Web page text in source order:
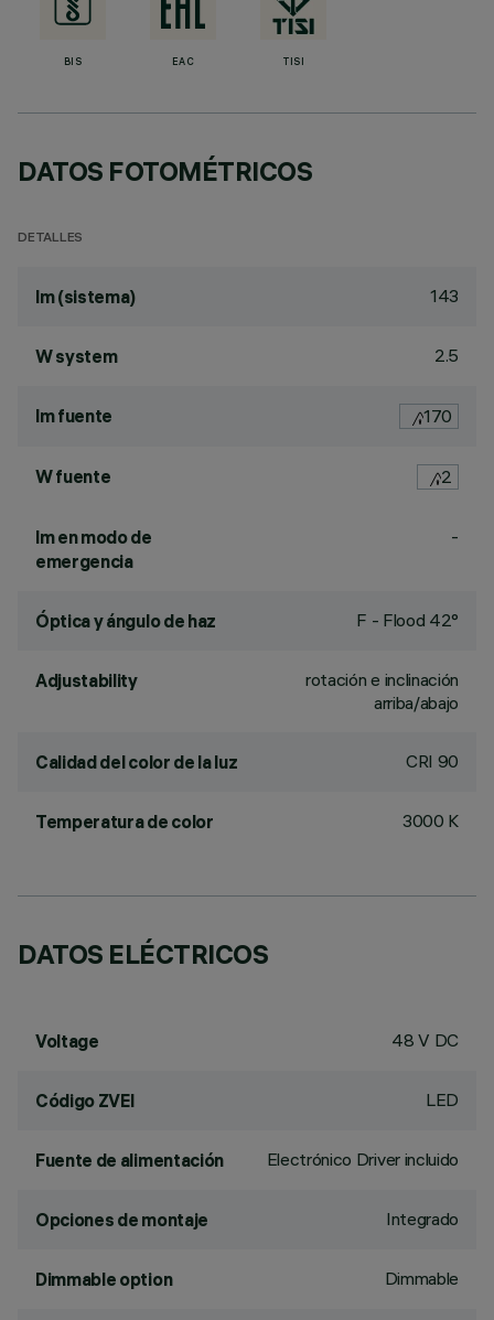
BIS EAC TISI
DATOS FOTOMÉTRICOS
DETALLES
lm (sistema) 143
W system 2.5
lm fuente 170
W fuente 2
lm en modo de
emergencia
-
Óptica y ángulo de haz F - Flood 42°
Adjustability
rotación e inclinación
arriba/abajo
Calidad del color de la luz CRI 90
Temperatura de color 3000 K
DATOS ELÉCTRICOS
Voltage 48 V DC
Código ZVEI LED
Fuente de alimentación Electrónico Driver incluido
Opciones de montaje Integrado
Dimmable option Dimmable